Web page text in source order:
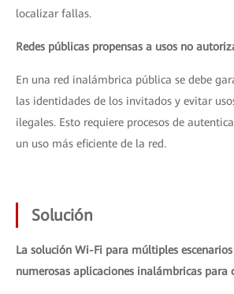
localizar fallas.
Redes públicas propensas a usos no
En una red inalámbrica pública se debe
las identidades de los invitados y evitar
ilegales. Esto requiere procesos de
un uso más eficiente de la red.
Solución
La solución Wi-Fi para múltiples
numerosas aplicaciones inalámbricas para